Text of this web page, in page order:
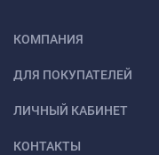
КОМПАНИЯ
ДЛЯ ПОКУПАТЕЛЕЙ
ЛИЧНЫЙ КАБИНЕТ
КОНТАКТЫ